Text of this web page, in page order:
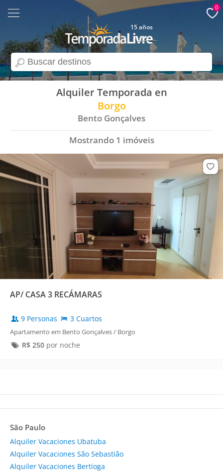
search
15 años
0
Alquiler Temporada en
Borgo
Bento Gonçalves
Mostrando 1 imóveis
AP/ CASA 3 RECÁMARAS
9 Personas 3 Cuartos
Apartamento em Bento Gonçalves / Borgo
R$ 250por noche
São Paulo
Alquiler Vacaciones Ubatuba
Alquiler Vacaciones São Sebastião
Alquiler Vacaciones Bertioga